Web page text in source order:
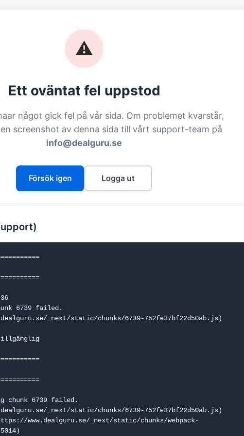
⚠️
Ett oväntat fel uppstod
något gick fel på vår sida. Om problemet kvarstår,
screenshot av denna sida till vårt support-team på
info@dealguru.se
Försök igen Logga ut
6739 failed.
_next/static/chunks/6739-752fe37bf22d50ab.js)
chunk 6739 failed.
_next/static/chunks/6739-752fe37bf22d50ab.js)